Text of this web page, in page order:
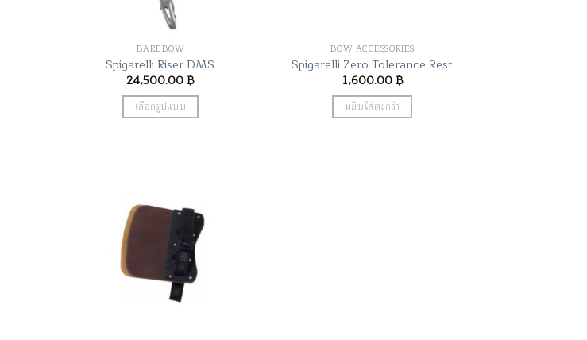
BAREBOW
Spigarelli Riser DMS
24,500.00 ฿
เลือกรูปแบบ
The
options
may
be
chosen
BOW ACCESSORIES
Spigarelli Zero Tolerance Rest
1,600.00 ฿
หยิบใส่ตะกร้า